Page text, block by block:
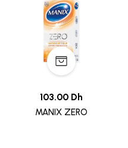
103.00 Dh
MANIX ZERO